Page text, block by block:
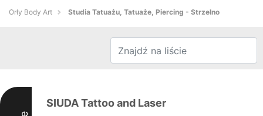
Orły Body Art Studia Tatuażu, Tatuaże, Piercing - Strzelno
SIUDA Tattoo and Laser